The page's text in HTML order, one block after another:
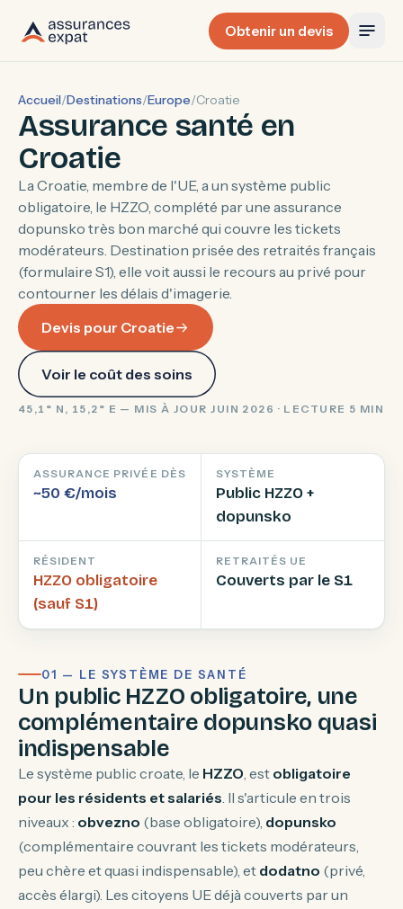
Obtenir un devis
Accueil/Destinations/Europe/Croatie
Assurance santé en
Croatie
La Croatie, membre de l'UE, a un système public
obligatoire, le HZZO, complété par une assurance
dopunsko très bon marché qui couvre les tickets
modérateurs. Destination prisée des retraités français
(formulaire S1), elle voit aussi le recours au privé pour
contourner les délais d'imagerie.
Devis pour Croatie
Voir le coût des soins
45,1° N, 15,2° E — MIS À JOUR JUIN 2026 · LECTURE 5 MIN
ASSURANCE PRIVÉE DÈS
~50 €/mois
SYSTÈME
Public HZZO +
dopunsko
RÉSIDENT
HZZO obligatoire
(sauf S1)
RETRAITÉS UE
Couverts par le S1
01 — LE SYSTÈME DE SANTÉ
Un public HZZO obligatoire, une
complémentaire dopunsko quasi
indispensable
Le système public croate, le HZZO, est obligatoire
pour les résidents et salariés. Il s'articule en trois
niveaux : obvezno (base obligatoire), dopunsko
(complémentaire couvrant les tickets modérateurs,
peu chère et quasi indispensable), et dodatno (privé,
accès élargi). Les citoyens UE déjà couverts par un